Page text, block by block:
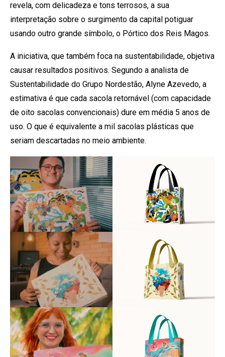
revela, com delicadeza e tons terrosos, a sua
interpretação sobre o surgimento da capital potiguar
usando outro grande símbolo, o Pórtico dos Reis Magos.
A iniciativa, que também foca na sustentabilidade, objetiva
causar resultados positivos. Segundo a analista de
Sustentabilidade do Grupo Nordestão, Alyne Azevedo, a
estimativa é que cada sacola retornável (com capacidade
de oito sacolas convencionais) dure em média 5 anos de
uso. O que é equivalente a mil sacolas plásticas que
seriam descartadas no meio ambiente.